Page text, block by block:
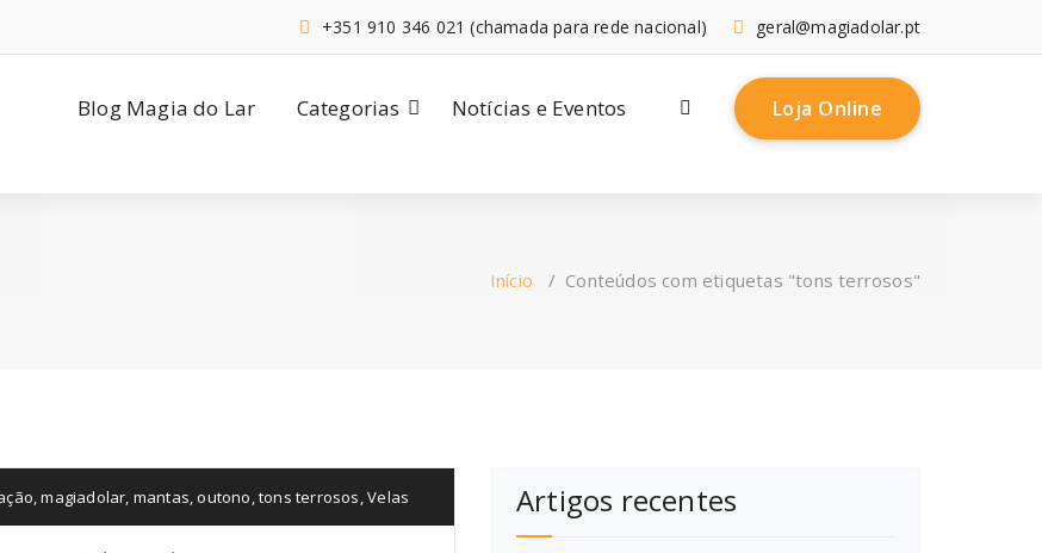
geral@magiadolar.pt
+351 910 346 021 (chamada para rede nacional)
Blog Magia do Lar Categorias Notícias e Eventos Loja Online
Início / Conteúdos com etiquetas "tons terrosos"
,magiadolar, mantas,outono,tons terrosos,Velas Artigos recentes